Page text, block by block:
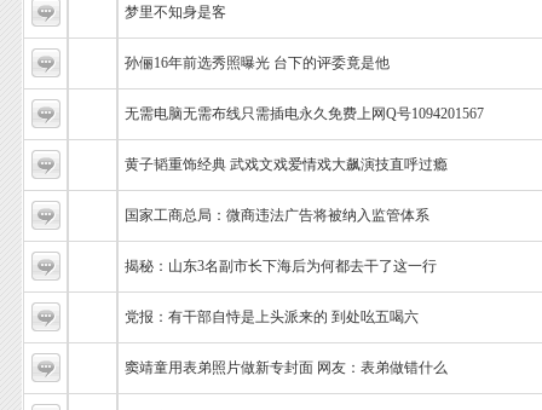
梦里不知身是客
孙俪16年前选秀照曝光 台下的评委竟是他
无需电脑无需布线只需插电永久免费上网Q号1094201567
黄子韬重饰经典 武戏文戏爱情戏大飙演技直呼过瘾
国家工商总局：微商违法广告将被纳入监管体系
揭秘：山东3名副市长下海后为何都去干了这一行
党报：有干部自恃是上头派来的 到处吆五喝六
窦靖童用表弟照片做新专封面 网友：表弟做错什么